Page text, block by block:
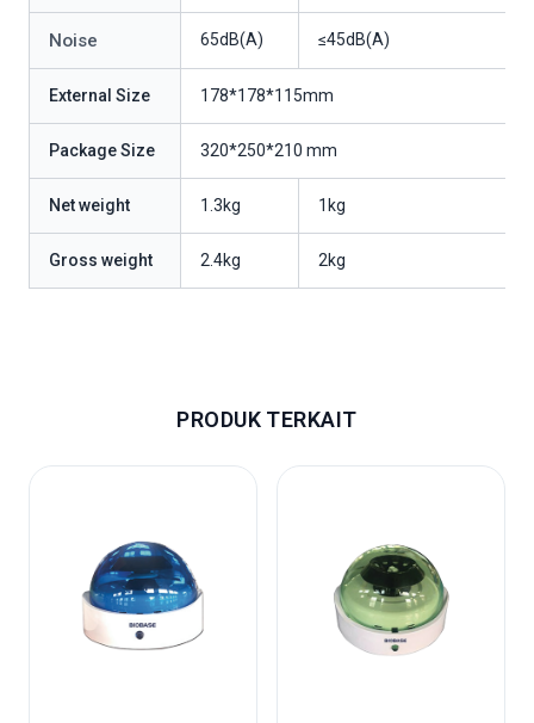
Noise 65dB(A) ≤45dB(A)
External Size 178*178*115mm
Package Size 320*250*210 mm
Net weight 1.3kg 1kg
Gross weight 2.4kg 2kg
PRODUK TERKAIT